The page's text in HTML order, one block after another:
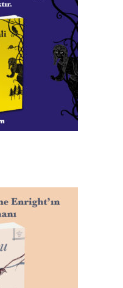
iştahını çokça açacak
Sonra da sanat
ilgili yorumlarda
Sanat’ı okuyun. Ve
düşürdüğünüzü
sıralama yanlış oldu.
da kendinizi komik
size son
tutuklanan Barok’un
“Barok” teriminin
Portekizce “barroco”
neyi
olsun. Olmadık bir